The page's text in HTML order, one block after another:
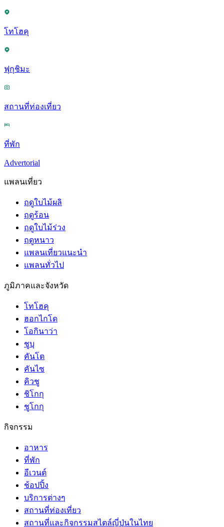
โทโฮคุ
ฟุกุชิมะ
สถานที่ท่องเที่ยว
ที่พัก
Advertorial
แพลนเที่ยว
ฤดูใบไม้ผลิ
ฤดูร้อน
ฤดูใบไม้ร่วง
ฤดูหนาว
แพลนเที่ยวแนะนำ
แพลนทั่วไป
ภูมิภาคและจังหวัด
โทโฮคุ
ฮอกไกโด
โอกินาว่า
ชูบุ
คันโต
คันไซ
คิวชู
ชิโกกุ
ชูโกกุ
กิจกรรม
อาหาร
ที่พัก
อีเวนต์
ช้อปปิ้ง
บริการต่างๆ
สถานที่ท่องเที่ยว
สถานที่และกิจกรรมสไตล์ญี่ปุ่นในไทย